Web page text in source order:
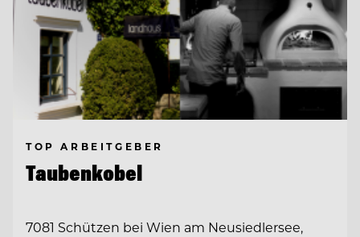
TOP ARBEITGEBER
Taubenkobel
7081 Schützen bei Wien am Neusiedlersee,